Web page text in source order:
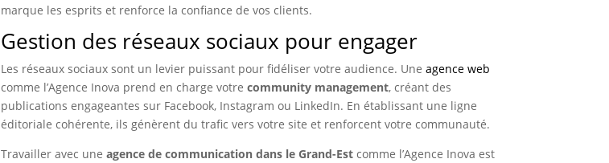
marque les esprits et renforce la confiance de vos clients.
Gestion des réseaux sociaux pour engager
Les réseaux sociaux sont un levier puissant pour fidéliser votre audience. Uneagence web
comme l’Agence Inova prend en charge votrecommunity management, créant des
publications engageantes sur Facebook, Instagram ou LinkedIn. En établissant une ligne
éditoriale cohérente, ils génèrent du trafic vers votre site et renforcent votre communauté.
Travailler avec uneagence de communication dans le Grand-Est comme l’Agence Inova est